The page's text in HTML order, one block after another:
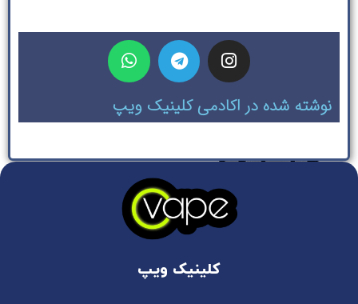
نوشته شده در اکادمی کلینیک ویپ
کلینیک ویپ